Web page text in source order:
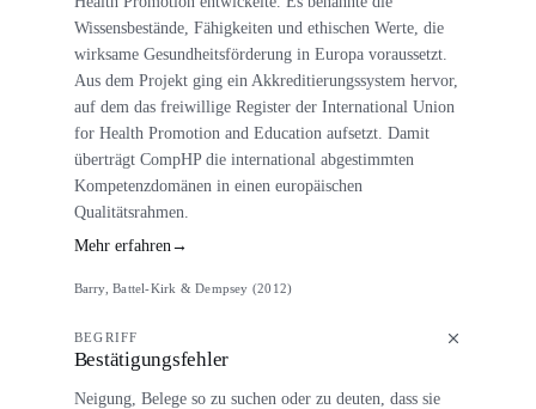
Wissensbestände, Fähigkeiten und ethischen Werte, die
wirksame Gesundheitsförderung in Europa voraussetzt.
Aus dem Projekt ging ein Akkreditierungssystem hervor,
auf dem das freiwillige Register der International Union
for Health Promotion and Education aufsetzt. Damit
überträgt CompHP die international abgestimmten
Kompetenzdomänen in einen europäischen
Qualitätsrahmen.
Mehr erfahren→
Barry, Battel-Kirk & Dempsey (2012)
BEGRIFF
Bestätigungsfehler
Neigung, Belege so zu suchen oder zu deuten, dass sie